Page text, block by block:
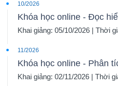
10/2026
Khóa học online - Đọc
Khai giảng: 05/10/2026 | Thời
11/2026
Khóa học online - Phân
Khai giảng: 02/11/2026 | Thời